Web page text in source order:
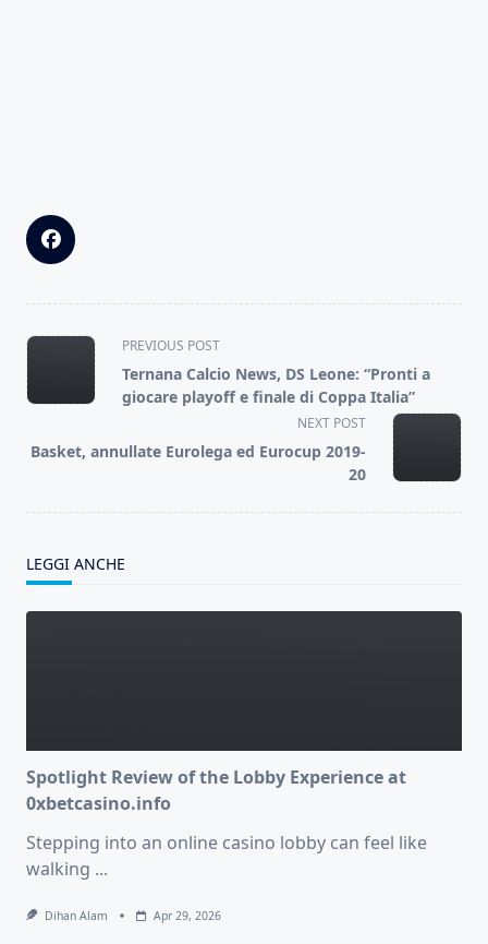
<span
class="nav-
subtitle
reader-
PREVIOUS POST
Ternana Calcio News, DS Leone: “Pronti a
giocare playoff e finale di Coppa Italia”
NEXT POST
Basket, annullate Eurolega ed Eurocup 2019-
20
LEGGI ANCHE
Spotlight Review of the Lobby Experience at
0xbetcasino.info
Stepping into an online casino lobby can feel like
walking ...
Dihan Alam Apr 29, 2026